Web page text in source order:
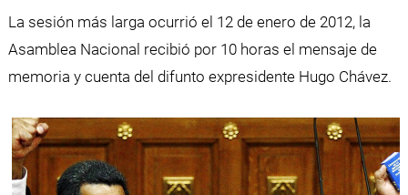
La sesión más larga ocurrió el 12 de enero de 2012, la
Asamblea Nacional recibió por 10 horas el mensaje de
memoria y cuenta del difunto expresidente Hugo Chávez.